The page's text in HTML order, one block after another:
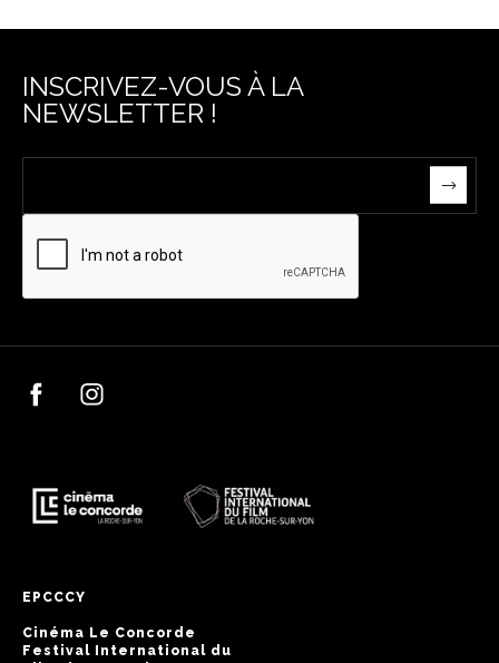
INSCRIVEZ-VOUS À LA
NEWSLETTER !
EPCCCY
Cinéma Le Concorde
Festival International du